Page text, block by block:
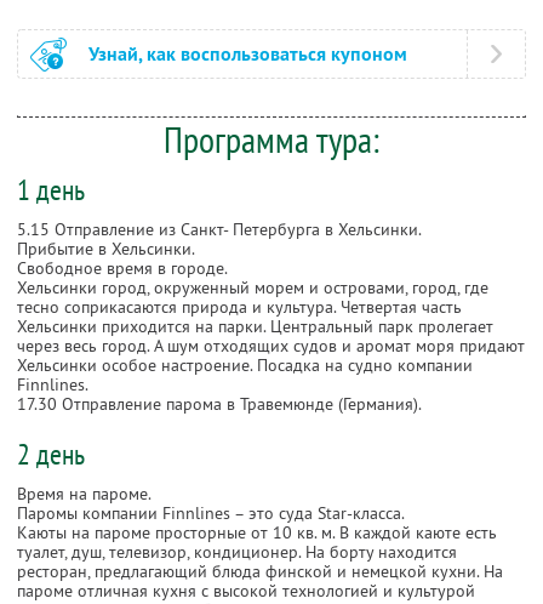
Узнай, как воспользоваться купоном
Программа тура:
1 день
5.15 Отправление из Санкт- Петербурга в Хельсинки.
Прибытие в Хельсинки.
Свободное время в городе.
Хельсинки город, окруженный морем и островами, город, где
тесно соприкасаются природа и культура. Четвертая часть
Хельсинки приходится на парки. Центральный парк пролегает
через весь город. А шум отходящих судов и аромат моря придают
Хельсинки особое настроение. Посадка на судно компании
Finnlines.
17.30 Отправление парома в Травемюнде (Германия).
2 день
Время на пароме.
Паромы компании Finnlines – это суда Star-класса.
Каюты на пароме просторные от 10 кв. м. В каждой каюте есть
туалет, душ, телевизор, кондиционер. На борту находится
ресторан, предлагающий блюда финской и немецкой кухни. На
пароме отличная кухня с высокой технологией и культурой